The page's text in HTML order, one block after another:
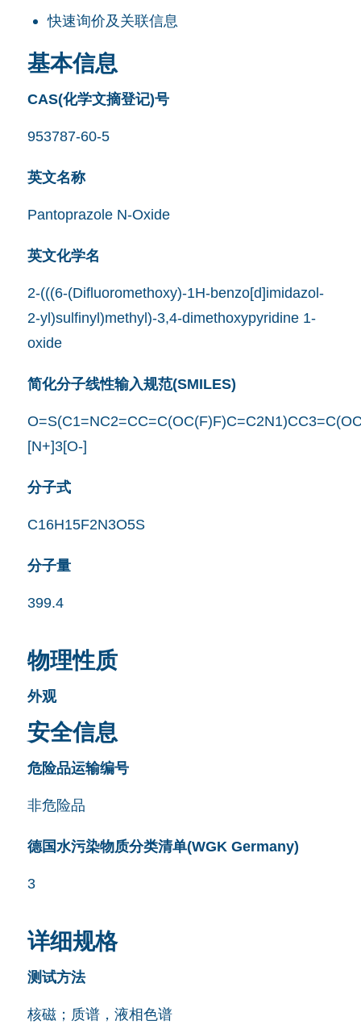
快速询价及关联信息
基本信息
CAS(化学文摘登记)号
953787-60-5
英文名称
Pantoprazole N-Oxide
英文化学名
2-(((6-(Difluoromethoxy)-1H-benzo[d]imidazol-
2-yl)sulfinyl)methyl)-3,4-dimethoxypyridine 1-
oxide
简化分子线性输入规范(SMILES)
[N+]3[O-]
分子式
C16H15F2N3O5S
分子量
399.4
物理性质
外观
安全信息
危险品运输编号
非危险品
德国水污染物质分类清单(WGK Germany)
3
详细规格
测试方法
核磁；质谱，液相色谱